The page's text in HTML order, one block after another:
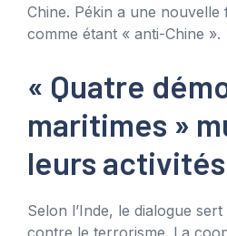
Chine. Pékin a une
comme étant « anti-Chine ».
« Quatre
maritimes »
leurs activités
Selon l’Inde, le dialogue
contre le terrorisme. La